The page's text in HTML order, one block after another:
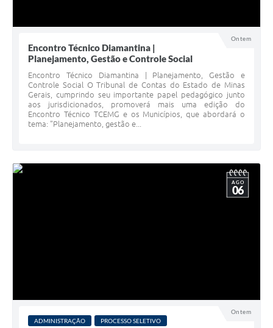
Ontem
Encontro Técnico Diamantina |
Planejamento, Gestão e Controle Social
Encontro Técnico Diamantina | Planejamento, Gestão e
Controle Social O Tribunal de Contas do Estado de Minas
Gerais, cumprindo seu importante papel pedagógico junto
aos jurisdicionados, promoverá mais uma edição do
Encontro Técnico TCEMG e os Municípios, que abordará o
tema: "Planejamento, gestão e...
Ontem
AGO
06
ADMINISTRAÇÃO PROCESSO SELETIVO